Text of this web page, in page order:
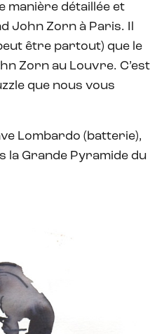
manière détaillée et
John Zorn à Paris. Il
être partout) que le
Zorn au Louvre. C’est
que nous vous
Lombardo (batterie),
la Grande Pyramide du